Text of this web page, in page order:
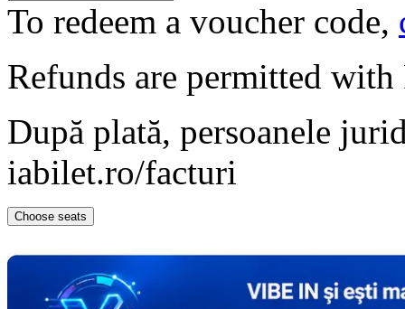
To redeem a voucher code,
Refunds are permitted with
După plată, persoanele
iabilet.ro/facturi
Choose seats